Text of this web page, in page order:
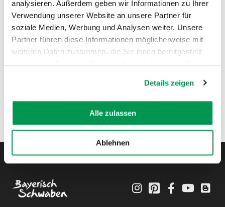
analysieren. Außerdem geben wir Informationen zu Ihrer
Verwendung unserer Website an unsere Partner für
soziale Medien, Werbung und Analysen weiter. Unsere
Partner führen diese Informationen möglicherweise mit
weiteren Daten zusammen, die Sie ihnen bereitgestellt
Details zeigen
Alle zulassen
Ablehnen
InstagramPinterestFacebookYouTube